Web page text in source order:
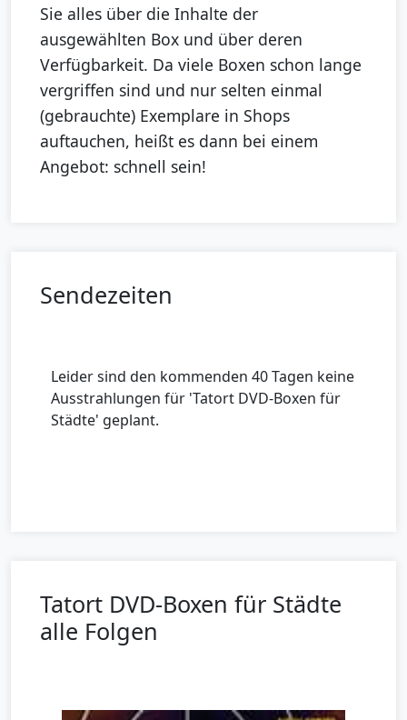
Sie alles über die Inhalte der
ausgewählten Box und über deren
Verfügbarkeit. Da viele Boxen schon lange
vergriffen sind und nur selten einmal
(gebrauchte) Exemplare in Shops
auftauchen, heißt es dann bei einem
Angebot: schnell sein!
Sendezeiten
Leider sind den kommenden 40 Tagen keine
Ausstrahlungen für 'Tatort DVD-Boxen für
Städte' geplant.
Tatort DVD-Boxen für Städte
alle Folgen